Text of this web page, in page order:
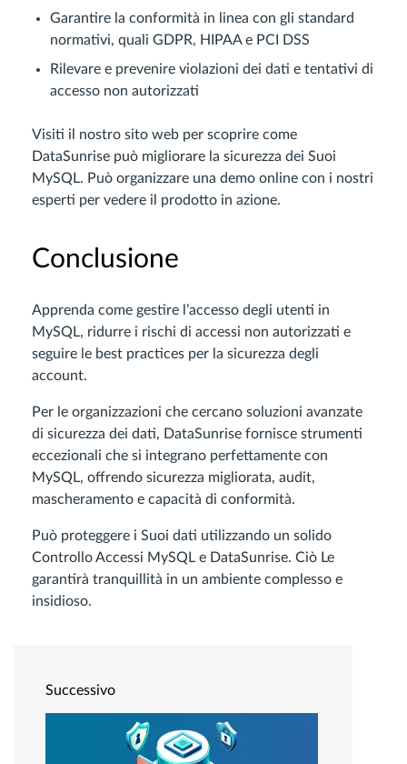
Garantire la conformità in linea con gli standard
normativi, quali GDPR, HIPAA e PCI DSS
Rilevare e prevenire violazioni dei dati e tentativi di
accesso non autorizzati
Visiti il nostro sito web per scoprire come
DataSunrise può migliorare la sicurezza dei Suoi
MySQL. Può organizzare una demo online con i nostri
esperti per vedere il prodotto in azione.
Conclusione
Apprenda come gestire l’accesso degli utenti in
MySQL, ridurre i rischi di accessi non autorizzati e
seguire le best practices per la sicurezza degli
account.
Per le organizzazioni che cercano soluzioni avanzate
di sicurezza dei dati, DataSunrise fornisce strumenti
eccezionali che si integrano perfettamente con
MySQL, offrendo sicurezza migliorata, audit,
mascheramento e capacità di conformità.
Può proteggere i Suoi dati utilizzando un solido
Controllo Accessi MySQL e DataSunrise. Ciò Le
garantirà tranquillità in un ambiente complesso e
insidioso.
Successivo